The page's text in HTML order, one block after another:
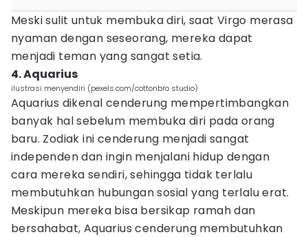
Meski sulit untuk membuka diri, saat Virgo merasa
nyaman dengan seseorang, mereka dapat
menjadi teman yang sangat setia.
4. Aquarius
ilustrasi menyendiri (pexels.com/cottonbro studio)
Aquarius dikenal cenderung mempertimbangkan
banyak hal sebelum membuka diri pada orang
baru. Zodiak ini cenderung menjadi sangat
independen dan ingin menjalani hidup dengan
cara mereka sendiri, sehingga tidak terlalu
membutuhkan hubungan sosial yang terlalu erat.
Meskipun mereka bisa bersikap ramah dan
bersahabat, Aquarius cenderung membutuhkan